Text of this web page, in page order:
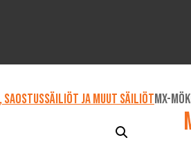
saostussäiliöt ja muut säiliötMX-